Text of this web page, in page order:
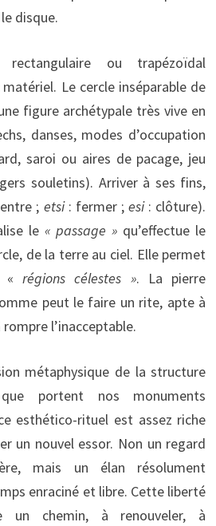
disque.
ou trapézoïdal
Le cercle inséparable de
figure archétypale très vive en
danses, modes d’occupation
saroi ou aires de pacage, jeu
souletins). Arriver à ses fins,
; etsi: fermer ; esi: clôture).
le « passage » qu’effectue le
de la terre au ciel. Elle permet
« régions célestes ». La pierre
peut le faire un rite, apte à
l’inacceptable.
métaphysique de la structure
portent nos monuments
esthético-rituel est assez riche
un nouvel essor. Non un regard
mais un élan résolument
enraciné et libre. Cette liberté
un chemin, à renouveler, à